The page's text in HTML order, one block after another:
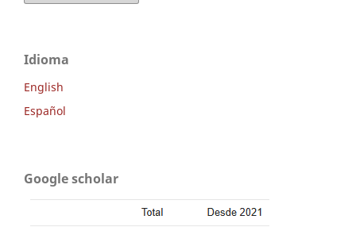
Idioma
English
Español
Google scholar